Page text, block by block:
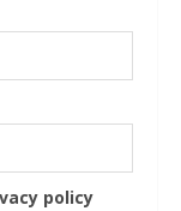
policy